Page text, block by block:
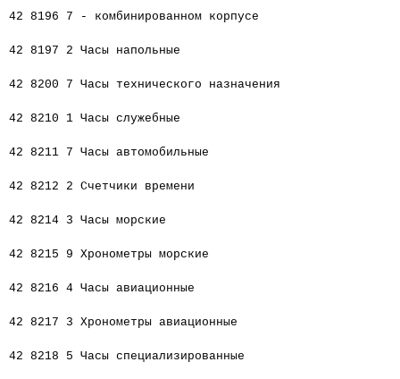
42 8196 7 - комбинированном корпусе
42 8197 2 Часы напольные
42 8200 7 Часы технического назначения
42 8210 1 Часы служебные
42 8211 7 Часы автомобильные
42 8212 2 Счетчики времени
42 8214 3 Часы морские
42 8215 9 Хронометры морские
42 8216 4 Часы авиационные
42 8217 3 Хронометры авиационные
42 8218 5 Часы специализированные